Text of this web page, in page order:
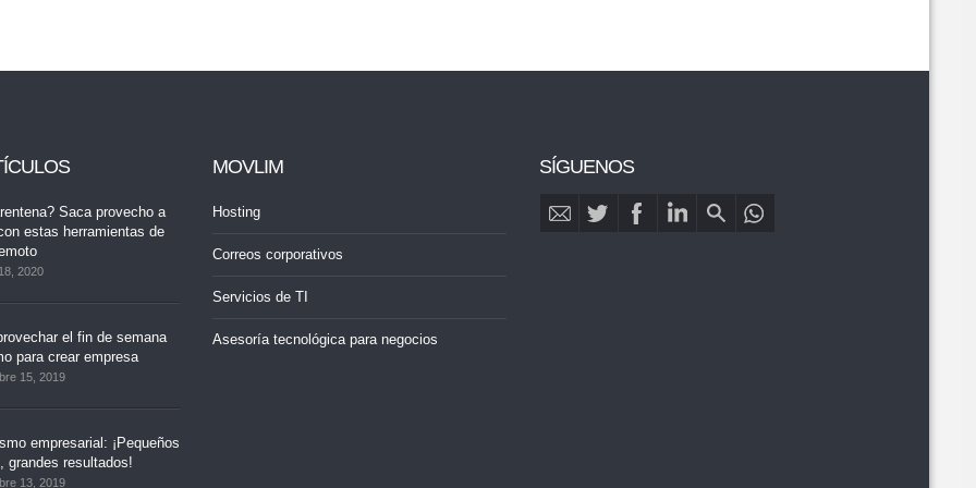
Saca provecho a
estas herramientas de
2020
el fin de semana
para crear empresa
15, 2019
empresarial: ¡Pequeños
grandes resultados!
13, 2019
MOVLIM
Hosting
Correos corporativos
Servicios de TI
Asesoría tecnológica para negocios
SÍGUENOS